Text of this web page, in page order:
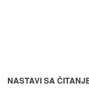
NASTAVI SA